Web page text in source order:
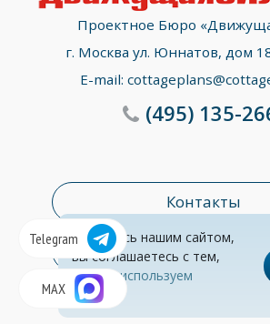
Telegram
MAX © Все права
Проектное Бюро
г. Москва ул. Юннатов, дом
E-mail:
Контакты
Раздел
(495)135-
Обработка
Пользуясь нашим сайтом,
вы соглашаетесь с тем,
чтомы используем
cookies